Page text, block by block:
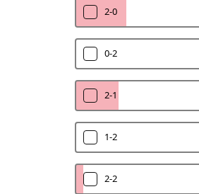
2-0
0-2
2-1
1-2
2-2